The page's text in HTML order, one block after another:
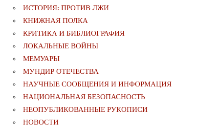
ИСТОРИЯ: ПРОТИВ ЛЖИ
КНИЖНАЯ ПОЛКА
КРИТИКА И БИБЛИОГРАФИЯ
ЛОКАЛЬНЫЕ ВОЙНЫ
МЕМУАРЫ
МУНДИР ОТЕЧЕСТВА
НАУЧНЫЕ СООБЩЕНИЯ И ИНФОРМАЦИЯ
НАЦИОНАЛЬНАЯ БЕЗОПАСНОСТЬ
НЕОПУБЛИКОВАННЫЕ РУКОПИСИ
НОВОСТИ